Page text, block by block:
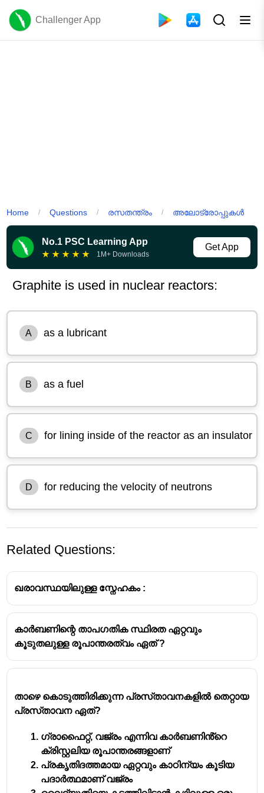
Challenger App
Home / Questions / രസതന്ത്രം / അലോട്രോപ്പുകൾ
No.1 PSC Learning App
★ ★ ★ ★ ★ 1M+ Downloads
Get App
Graphite is used in nuclear reactors:
A as a lubricant
B as a fuel
C for lining inside of the reactor as an insulator
D for reducing the velocity of neutrons
Moderator in nuclear reactors:
This turns these neutrons into thermal neutrons.
Thermal neutrons are capable of sustaining a
Graphite:
Graphite is the only non metal element that is a
Related Questions:
ഖരാവസ്ഥയിലുള്ള സ്നേഹകം :
കാർബണിന്റെ താപഗതിക സ്ഥിരത ഏറ്റവും
കൂടുതലുള്ള രൂപാന്തരത്വം ഏത് ?
താഴെ കൊടുത്തിരിക്കുന്ന പ്രസ്‌താവനകളിൽ തെറ്റായ
പ്രസ്‌താവന ഏത്?
ഗ്രാഫൈറ്റ്, വജ്രം എന്നിവ കാർബണിൻ്റെ
ക്രിസ്റ്റലിയ രൂപാന്തരങ്ങളാണ്
പ്രകൃതിദത്തമായ ഏറ്റവും കാഠിന്യം കൂടിയ
പദാർത്ഥമാണ് വജ്രം